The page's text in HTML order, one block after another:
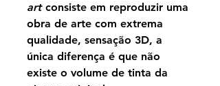
artconsiste em reproduzir uma
obra de arte com extrema
qualidade, sensação 3D, a
única diferença é que não
existe o volume de tinta da